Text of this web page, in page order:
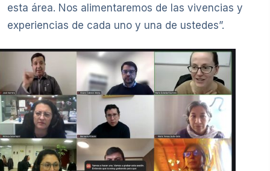
esta área. Nos alimentaremos de las vivencias y
experiencias de cada uno y una de ustedes”.